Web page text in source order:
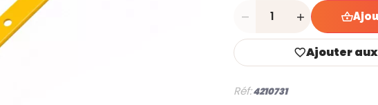
Quantité
Ajouter
Réf:4210731